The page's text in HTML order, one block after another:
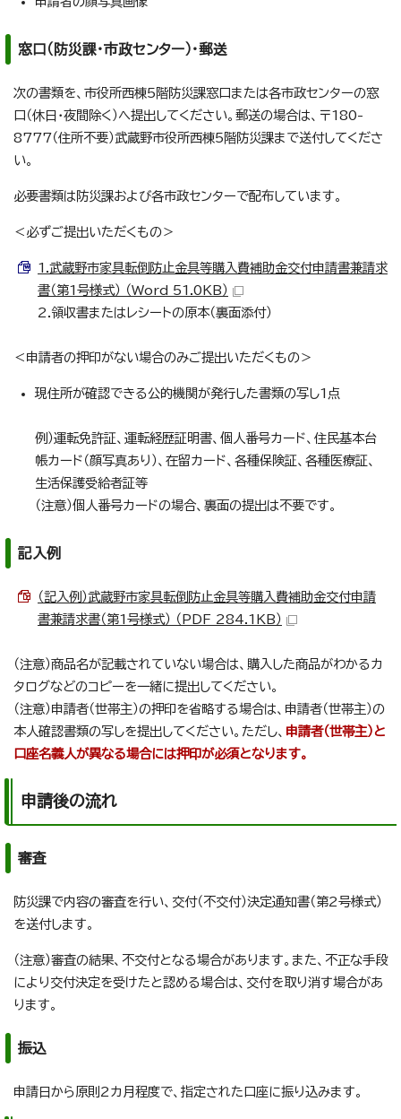
窓口（防災課・市政センター）・郵送
次の書類を、市役所西棟5階防災課窓口または各市政センターの窓
口（休日・夜間除く）へ提出してください。郵送の場合は、〒180-
8777（住所不要）武蔵野市役所西棟5階防災課まで送付してくださ
い。
必要書類は防災課および各市政センターで配布しています。
＜必ずご提出いただくもの＞
1.武蔵野市家具転倒防止金具等購入費補助金交付申請書兼請求
書（第1号様式） （Word 51.0KB）
2.領収書またはレシートの原本（裏面添付）
＜申請者の押印がない場合のみご提出いただくもの＞
現住所が確認できる公的機関が発行した書類の写し1点
例）運転免許証、運転経歴証明書、個人番号カード、住民基本台
帳カード（顔写真あり）、在留カード、各種保険証、各種医療証、
生活保護受給者証等
（注意）個人番号カードの場合、裏面の提出は不要です。
記入例
（記入例）武蔵野市家具転倒防止金具等購入費補助金交付申請
書兼請求書（第1号様式） （PDF 284.1KB）
（注意）商品名が記載されていない場合は、購入した商品がわかるカ
タログなどのコピーを一緒に提出してください。
（注意）申請者（世帯主）の押印を省略する場合は、申請者（世帯主）の
本人確認書類の写しを提出してください。ただし、 申請者（世帯主）と
口座名義人が異なる場合には押印が必須となります。
申請後の流れ
審査
防災課で内容の審査を行い、交付（不交付）決定通知書（第2号様式）
を送付します。
（注意）審査の結果、不交付となる場合があります。また、不正な手段
により交付決定を受けたと認める場合は、交付を取り消す場合があ
ります。
振込
申請日から原則2カ月程度で、指定された口座に振り込みます。